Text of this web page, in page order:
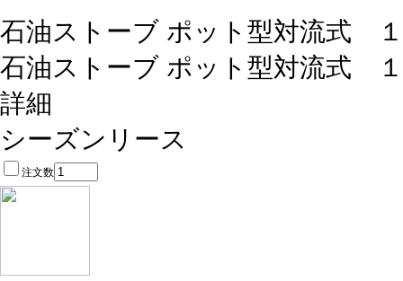
石油ストーブ ポット型対流式
石油ストーブ ポット型対流式
詳細
シーズンリース
注文数